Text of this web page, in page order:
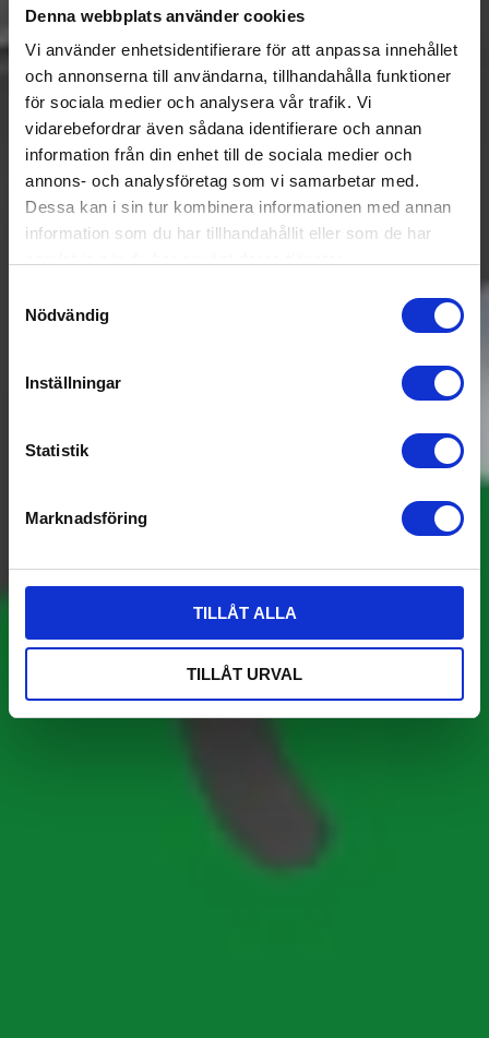
Denna webbplats använder cookies
Vi använder enhetsidentifierare för att anpassa innehållet
och annonserna till användarna, tillhandahålla funktioner
för sociala medier och analysera vår trafik. Vi
vidarebefordrar även sådana identifierare och annan
information från din enhet till de sociala medier och
annons- och analysföretag som vi samarbetar med.
Dessa kan i sin tur kombinera informationen med annan
information som du har tillhandahållit eller som de har
Nödvändig
Inställningar
Statistik
Marknadsföring
TILLÅT ALLA
TILLÅT URVAL